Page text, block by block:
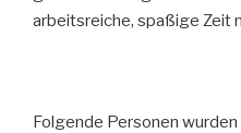
arbeitsreiche, spaßige Zeit
Folgende Personen